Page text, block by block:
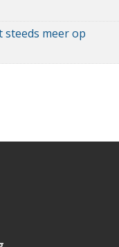
steeds meer op